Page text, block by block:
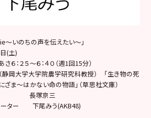
〜いのちの声を伝えたい〜」
(土)
：２５～６：４０（週1回15分）
岡大学大学院農学研究科教授） 「生き物の死
ざま～はかない命の物語」（草思社文庫）
ト 長塚京三
下尾みう(AKB48)